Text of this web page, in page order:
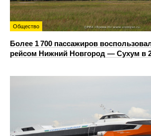
Общество
Более 1 700 пассажиров
рейсом Нижний Новгород — Сухум в